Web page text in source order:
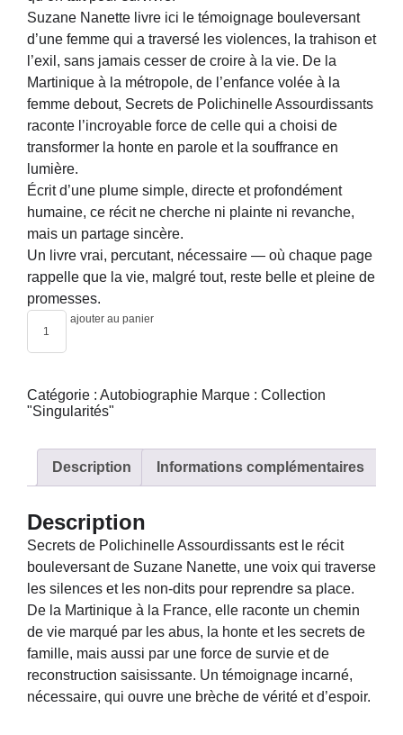
Suzane Nanette livre ici le témoignage bouleversant
d’une femme qui a traversé les violences, la trahison et
l’exil, sans jamais cesser de croire à la vie. De la
Martinique à la métropole, de l’enfance volée à la
femme debout, Secrets de Polichinelle Assourdissants
raconte l’incroyable force de celle qui a choisi de
transformer la honte en parole et la souffrance en
lumière.
Écrit d’une plume simple, directe et profondément
humaine, ce récit ne cherche ni plainte ni revanche,
mais un partage sincère.
Un livre vrai, percutant, nécessaire — où chaque page
rappelle que la vie, malgré tout, reste belle et pleine de
promesses.
ajouter au panier
Catégorie : Autobiographie Marque : Collection
"Singularités"
Description Informations complémentaires
Description
Secrets de Polichinelle Assourdissants est le récit
bouleversant de Suzane Nanette, une voix qui traverse
les silences et les non-dits pour reprendre sa place.
De la Martinique à la France, elle raconte un chemin
de vie marqué par les abus, la honte et les secrets de
famille, mais aussi par une force de survie et de
reconstruction saisissante. Un témoignage incarné,
nécessaire, qui ouvre une brèche de vérité et d’espoir.